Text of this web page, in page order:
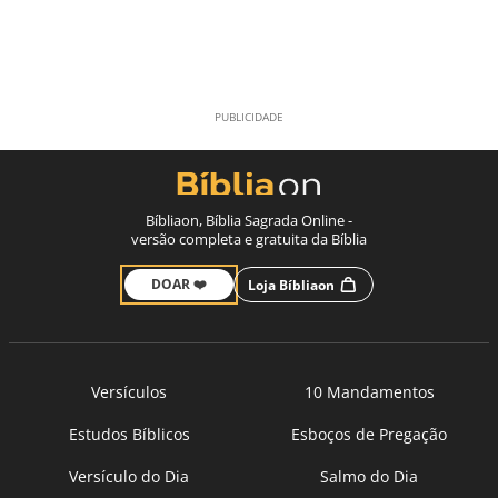
Bíbliaon, Bíblia Sagrada Online -
versão completa e gratuita da Bíblia
DOAR ❤️ Loja Bíbliaon
Versículos
10 Mandamentos
Estudos Bíblicos
Esboços de Pregação
Versículo do Dia
Salmo do Dia